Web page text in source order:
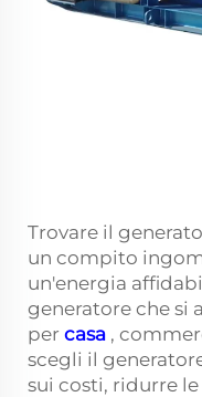
Trovare il
un compito
un'energia
generatore che si
per casa ,
scegli il
sui costi, ridurre